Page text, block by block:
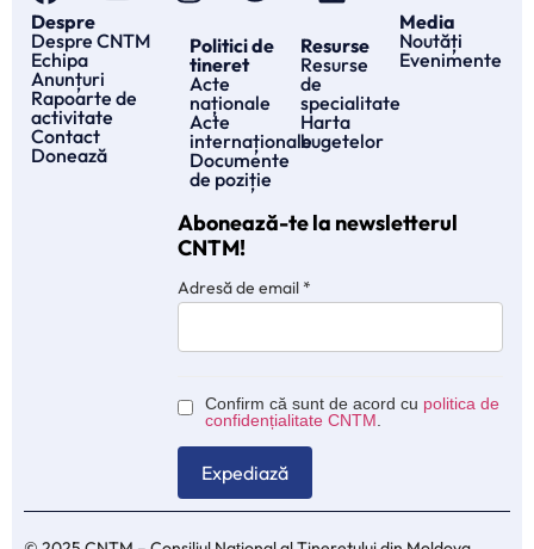
Despre
Despre CNTM
Echipa
Anunțuri
Rapoarte de
activitate
Contact
Donează
Politici de
tineret
Acte
naționale
Acte
internaționale
Documente
de poziție
Resurse
Resurse
de
specialitate
Harta
bugetelor
Media
Noutăți
Evenimente
Abonează-te la newsletterul
CNTM!
Adresă de email*
Confirm că sunt de acord cu politica de
confidențialitate CNTM